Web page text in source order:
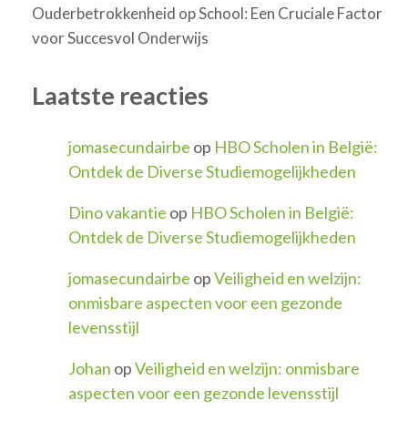
Ouderbetrokkenheid op School: Een Cruciale Factor
voor Succesvol Onderwijs
Laatste reacties
jomasecundairbe op HBO Scholen in België:
Ontdek de Diverse Studiemogelijkheden
Dino vakantie op HBO Scholen in België:
Ontdek de Diverse Studiemogelijkheden
jomasecundairbe opVeiligheid en welzijn:
onmisbare aspecten voor een gezonde
levensstijl
Johan opVeiligheid en welzijn: onmisbare
aspecten voor een gezonde levensstijl